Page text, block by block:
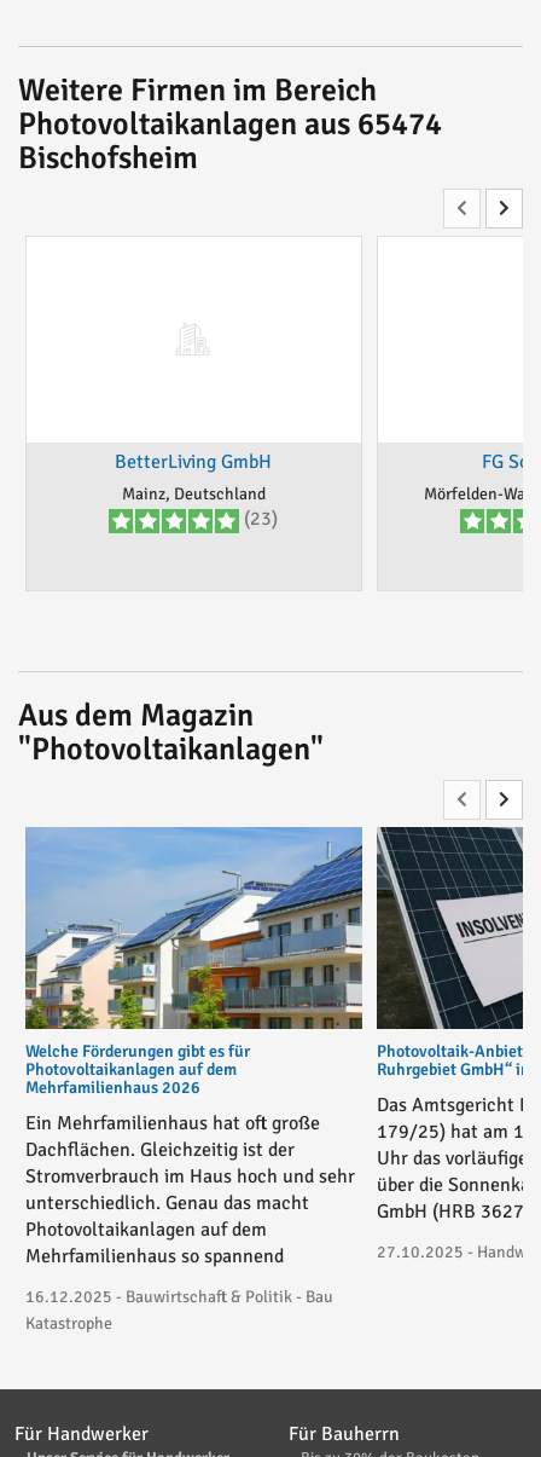
Weitere Firmen im Bereich
Photovoltaikanlagen aus 65474
Bischofsheim
BetterLiving GmbH
Mainz, Deutschland
(23)
FG
Mörfelden-
Aus dem Magazin
"Photovoltaikanlagen"
Welche Förderungen gibt es für
Photovoltaikanlagen auf dem
Mehrfamilienhaus 2026
Ein Mehrfamilienhaus hat oft große
Dachflächen. Gleichzeitig ist der
Stromverbrauch im Haus hoch und sehr
unterschiedlich. Genau das macht
Photovoltaikanlagen auf dem
Mehrfamilienhaus so spannend
16.12.2025 - Bauwirtschaft & Politik - Bau
Katastrophe
Photovoltaik-Anbieter
Ruhrgebiet GmbH“ in
Das Amtsgericht
179/25) hat am
Uhr das vorläufige
über die
GmbH (HRB
27.10.2025 -
Für Handwerker Für Bauherrn